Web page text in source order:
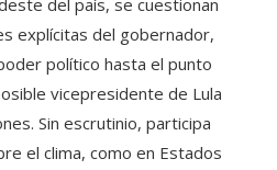
del país, se cuestionan
explícitas del gobernador,
político hasta el punto
vicepresidente de Lula
Sin escrutinio, participa
el clima, como en Estados